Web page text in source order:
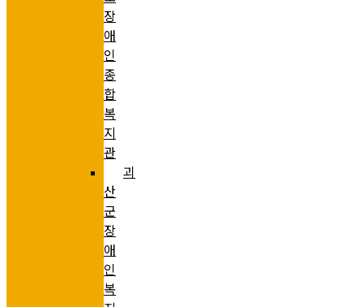
장
애
인
종
합
복
지
관
괴
산
군
장
애
인
복